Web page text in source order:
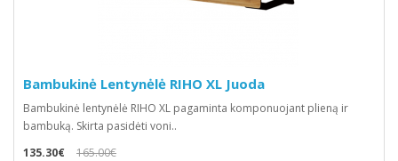
Bambukinė Lentynėlė RIHO XL Juoda
Bambukinė lentynėlė RIHO XL pagaminta komponuojant plieną ir
bambuką. Skirta pasidėti voni..
135.30€
165.00€